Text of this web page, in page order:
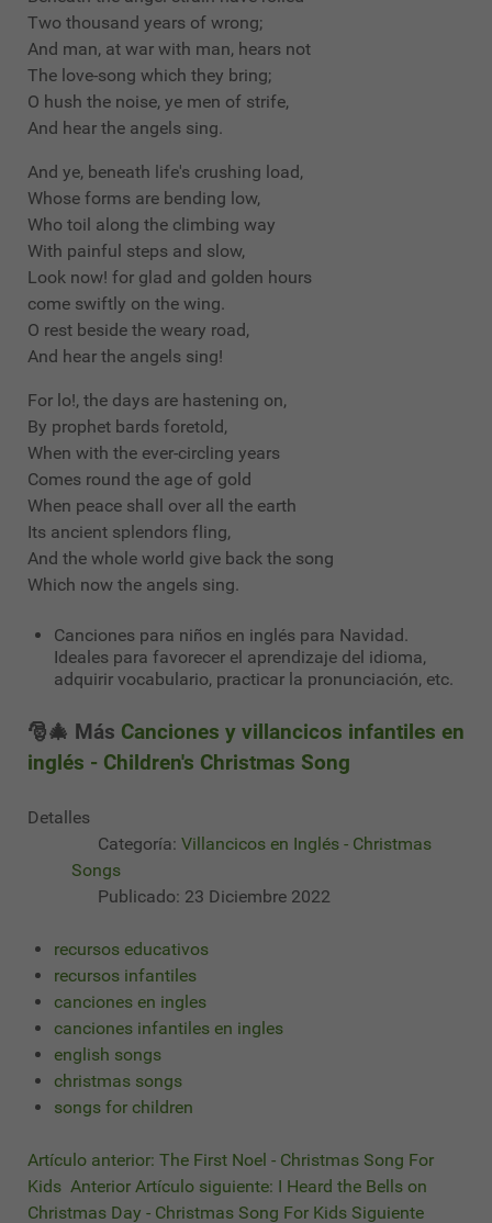
Two thousand years of wrong;
And man, at war with man, hears not
The love-song which they bring;
O hush the noise, ye men of strife,
And hear the angels sing.
And ye, beneath life's crushing load,
Whose forms are bending low,
Who toil along the climbing way
With painful steps and slow,
Look now! for glad and golden hours
come swiftly on the wing.
O rest beside the weary road,
And hear the angels sing!
For lo!, the days are hastening on,
By prophet bards foretold,
When with the ever-circling years
Comes round the age of gold
When peace shall over all the earth
Its ancient splendors fling,
And the whole world give back the song
Which now the angels sing.
Canciones para niños en inglés para Navidad.
Ideales para favorecer el aprendizaje del idioma,
adquirir vocabulario, practicar la pronunciación, etc.
🎅🎄 Más Canciones y villancicos infantiles en
inglés - Children's Christmas Song
Detalles
Categoría: Villancicos en Inglés - Christmas
Songs
Publicado: 23 Diciembre 2022
recursos educativos
recursos infantiles
canciones en ingles
canciones infantiles en ingles
english songs
christmas songs
songs for children
Artículo anterior: The First Noel - Christmas Song For
Kids Anterior Artículo siguiente: I Heard the Bells on
Christmas Day - Christmas Song For Kids Siguiente